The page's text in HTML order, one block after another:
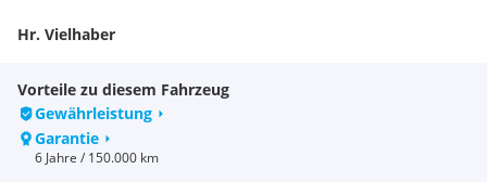
Hr. Vielhaber
FAHRZEUG STANDORT:
Prillingerstraße 5-7
4600 Wels
EINTAUSCH - LIEFERUNG:
Vorteile zu diesem Fahrzeug
Gewährleistung
Garantie
6 Jahre / 150.000 km